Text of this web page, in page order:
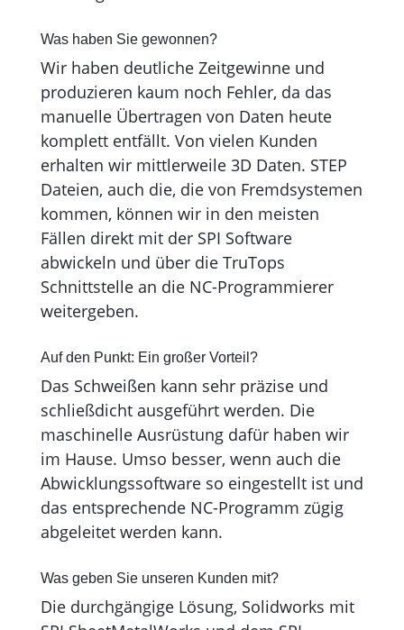
Was haben Sie gewonnen?
Wir haben deutliche Zeitgewinne und
produzieren kaum noch Fehler, da das
manuelle Übertragen von Daten heute
komplett entfällt. Von vielen Kunden
erhalten wir mittlerweile 3D Daten. STEP
Dateien, auch die, die von Fremdsystemen
kommen, können wir in den meisten
Fällen direkt mit der SPI Software
abwickeln und über die TruTops
Schnittstelle an die NC-Programmierer
weitergeben.
Auf den Punkt: Ein großer Vorteil?
Das Schweißen kann sehr präzise und
schließdicht ausgeführt werden. Die
maschinelle Ausrüstung dafür haben wir
im Hause. Umso besser, wenn auch die
Ab­wick­lungs­software so eingestellt ist und
das entsprechende NC-Pro­gramm zügig
abgeleitet werden kann.
Was geben Sie unseren Kunden mit?
Die durchgängige Lösung, Solidworks mit